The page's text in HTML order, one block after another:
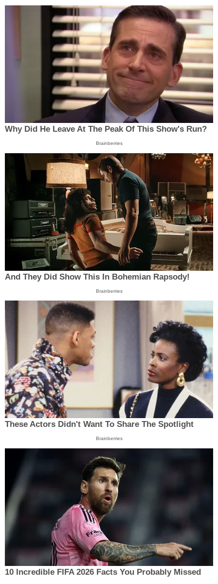
Why Did He Leave At The Peak Of This Show's Run?
Brainberries
And They Did Show This In Bohemian Rapsody!
Brainberries
These Actors Didn't Want To Share The Spotlight
Brainberries
10 Incredible FIFA 2026 Facts You Probably Missed